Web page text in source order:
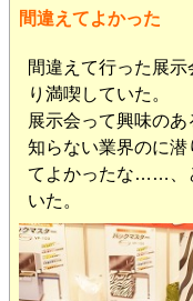
間違えてよかった
間違えて行った展
り満喫していた。
展示会って興味の
知らない業界のに潜
てよかったな……、
いた。